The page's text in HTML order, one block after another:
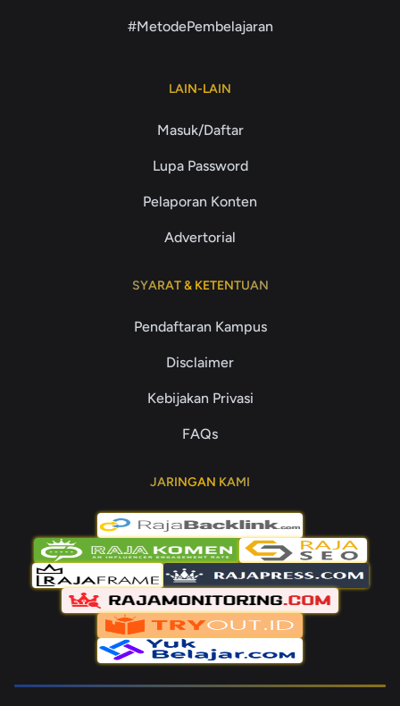
#MetodePembelajaran
LAIN-LAIN
Masuk/Daftar
Lupa Password
Pelaporan Konten
Advertorial
SYARAT & KETENTUAN
Pendaftaran Kampus
Disclaimer
Kebijakan Privasi
FAQs
JARINGAN KAMI